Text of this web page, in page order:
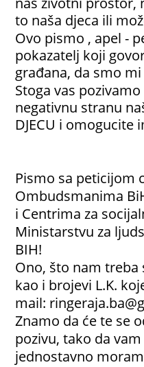
to naša djeca ili
Ovo pismo , apel -
pokazatelj koji
građana, da smo
Stoga vas
negativnu stranu
DJECU i omogucite
Pismo sa peticijom
Ombudsmanima
i Centrima za
Ministarstvu za
BIH!
Ono, što nam treba
kao i brojevi L.K.
mail:
Znamo da će te se
pozivu, tako da
jednostavno